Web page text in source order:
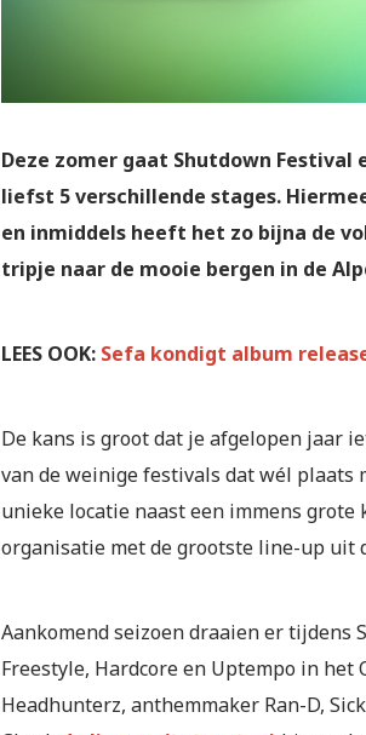
Deze zomer gaat Shutdown
liefst 5 verschillende stages.
en inmiddels heeft het zo bijna de
tripje naar de mooie bergen in de
LEES OOK: Sefa kondigt album
De kans is groot dat je afgelopen jaar
van de weinige festivals dat wél plaats
unieke locatie naast een immens
organisatie met de grootste line-up uit
Aankomend seizoen draaien er tijdens
Freestyle, Hardcore en Uptempo in
Headhunterz, anthemmaker Ran-D,